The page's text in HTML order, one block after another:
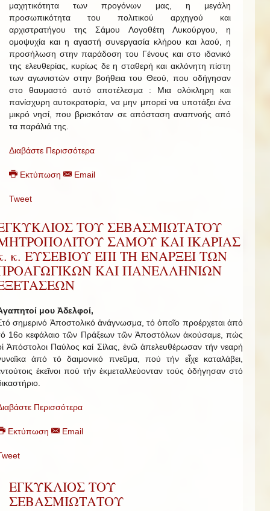
μαχητικότητα των προγόνων μας, η μεγάλη
προσωπικότητα του πολιτικού αρχηγού και
αρχιστρατήγου της Σάμου Λογοθέτη Λυκούργου, η
ομοψυχία και η αγαστή συνεργασία κλήρου και λαού, η
προσήλωση στην παράδοση του Γένους και στο ιδανικό
της ελευθερίας, κυρίως δε η σταθερή και ακλόνητη πίστη
των αγωνιστών στην βοήθεια του Θεού, που οδήγησαν
στο θαυμαστό αυτό αποτέλεσμα : Μια ολόκληρη και
πανίσχυρη αυτοκρατορία, να μην μπορεί να υποτάξει ένα
μικρό νησί, που βρισκόταν σε απόσταση αναπνοής από
τα παράλιά της.
Διαβάστε Περισσότερα
Εκτύπωση Email
Tweet
ΤΟΥ ΣΕΒΑΣΜΙΩΤΑΤΟΥ
ΣΑΜΟΥ ΚΑΙ ΙΚΑΡΙΑΣ
κ. ΕΥΣΕΒΙΟΥ ΕΠΙ ΤΗ ΕΝΑΡΞΕΙ ΤΩΝ
ΚΑΙ ΠΑΝΕΛΛΗΝΙΩΝ
μου Ἀδελφοί,
σημερινό Ἀποστολικό ἀνάγνωσμα, τό ὁποῖο προέρχεται ἀπό
16ο κεφάλαιο τῶν Πράξεων τῶν Ἀποστόλων ἀκούσαμε, πώς
Ἀπόστολοι Παύλος καί Σίλας, ἐνῶ ἀπελευθέρωσαν τήν νεαρή
ἀπό τό δαιμονικό πνεῦμα, πού τήν εἶχε καταλάβει,
ἐκεῖνοι πού τήν ἐκμεταλλεύονταν τούς ὁδήγησαν στό
Περισσότερα
Εκτύπωση Email
ΕΓΚΥΚΛΙΟΣ ΤΟΥ
ΣΕΒΑΣΜΙΩΤΑΤΟΥ